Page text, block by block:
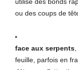
utilise des bonds
ou des coups de
face aux serpents
feuille, parfois en